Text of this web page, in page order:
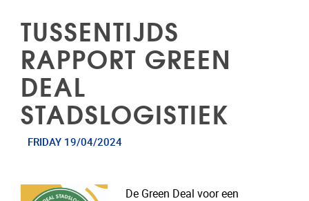
TUSSENTIJDS
RAPPORT GREEN
DEAL
STADSLOGISTIEK
FRIDAY 19/04/2024
De Green Deal voor een